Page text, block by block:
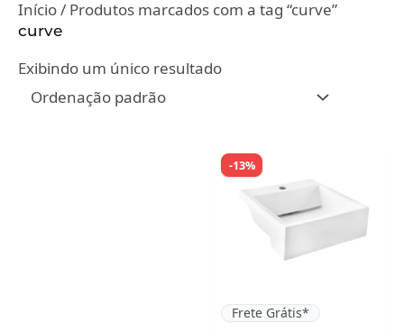
Início/ Produtos marcados com a tag “curve”
curve
Exibindo um único resultado
-13%
Frete Grátis*